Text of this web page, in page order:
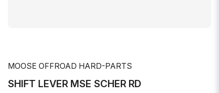
MOOSE OFFROAD HARD-PARTS
SHIFT LEVER MSE SCHER RD